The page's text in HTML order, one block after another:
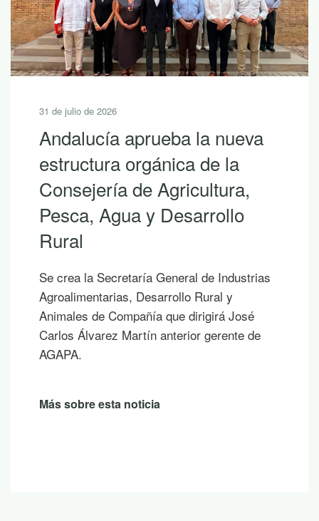
31 de julio de 2026
Andalucía aprueba la nueva
estructura orgánica de la
Consejería de Agricultura,
Pesca, Agua y Desarrollo
Rural
Se crea la Secretaría General de Industrias
Agroalimentarias, Desarrollo Rural y
Animales de Compañía que dirigirá José
Carlos Álvarez Martín anterior gerente de
AGAPA.
Más sobre esta noticia